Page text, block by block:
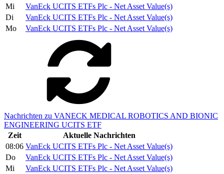
Mi
VanEck UCITS ETFs Plc - Net Asset Value(s)
Di
VanEck UCITS ETFs Plc - Net Asset Value(s)
Mo
VanEck UCITS ETFs Plc - Net Asset Value(s)
Nachrichten zu VANECK MEDICAL ROBOTICS AND BIONIC
ENGINEERING UCITS ETF
Zeit
Aktuelle Nachrichten
08:06 VanEck UCITS ETFs Plc - Net Asset Value(s)
Do
VanEck UCITS ETFs Plc - Net Asset Value(s)
Mi
VanEck UCITS ETFs Plc - Net Asset Value(s)